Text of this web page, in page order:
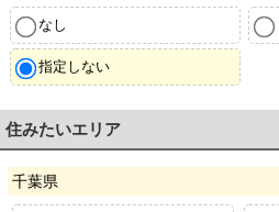
なし
指定しない
住みたいエリア
千葉県